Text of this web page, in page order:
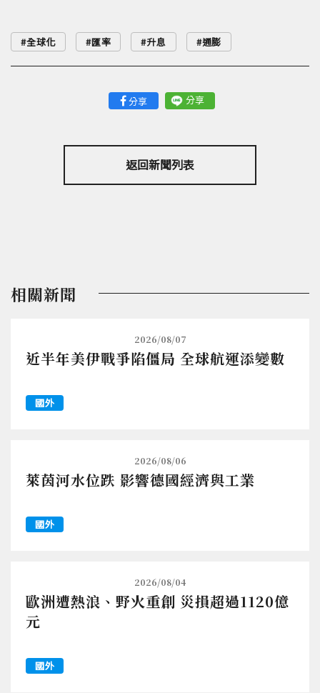
全球化 匯率 升息 通膨
分享 分享
返回新聞列表
相關新聞
2026/08/07
近半年美伊戰爭陷僵局 全球航運添變數
國外
2026/08/06
萊茵河水位跌 影響德國經濟與工業
國外
2026/08/04
歐洲遭熱浪、野火重創 災損超過1120億
元
國外